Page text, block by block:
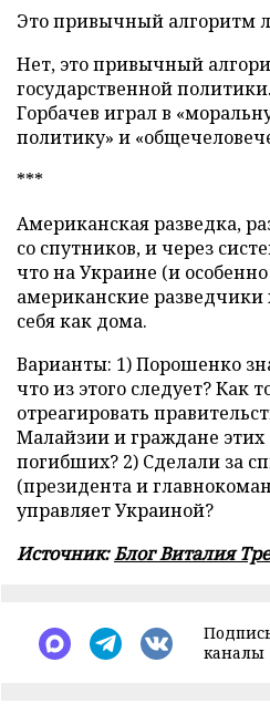
Это привычный алгоритм
Нет, это привычный
государственной
Горбачев играл в
политику» и
***
Американская разведка,
со спутников, и через
что на Украине (и
американские разведчики
себя как дома.
Варианты: 1) Порошенко
что из этого следует? Как
отреагировать
Малайзии и граждане этих
погибших? 2) Сделали за
(президента и
управляет Украиной?
Источник:Блог Виталия
каналы